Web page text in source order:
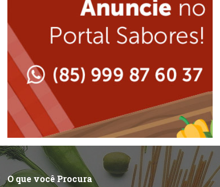
Japonesa e Oriental
Lanchonetes
Massas
Peixes e Frutos do Mar
Pizzarias
Peixes e Frutos do Mar
Pizzarias
Portuguesa
Sobremesas e sorvetes
O que você Procura